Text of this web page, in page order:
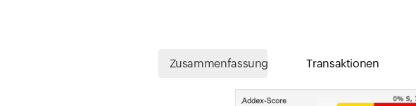
Zusammenfassung Transaktionen